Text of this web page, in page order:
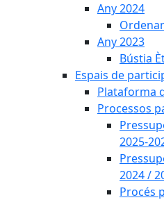
Any 2024
Any 2023
Bústia
Espais de
Plataforma
Processos
2025-
2024 /
Procés